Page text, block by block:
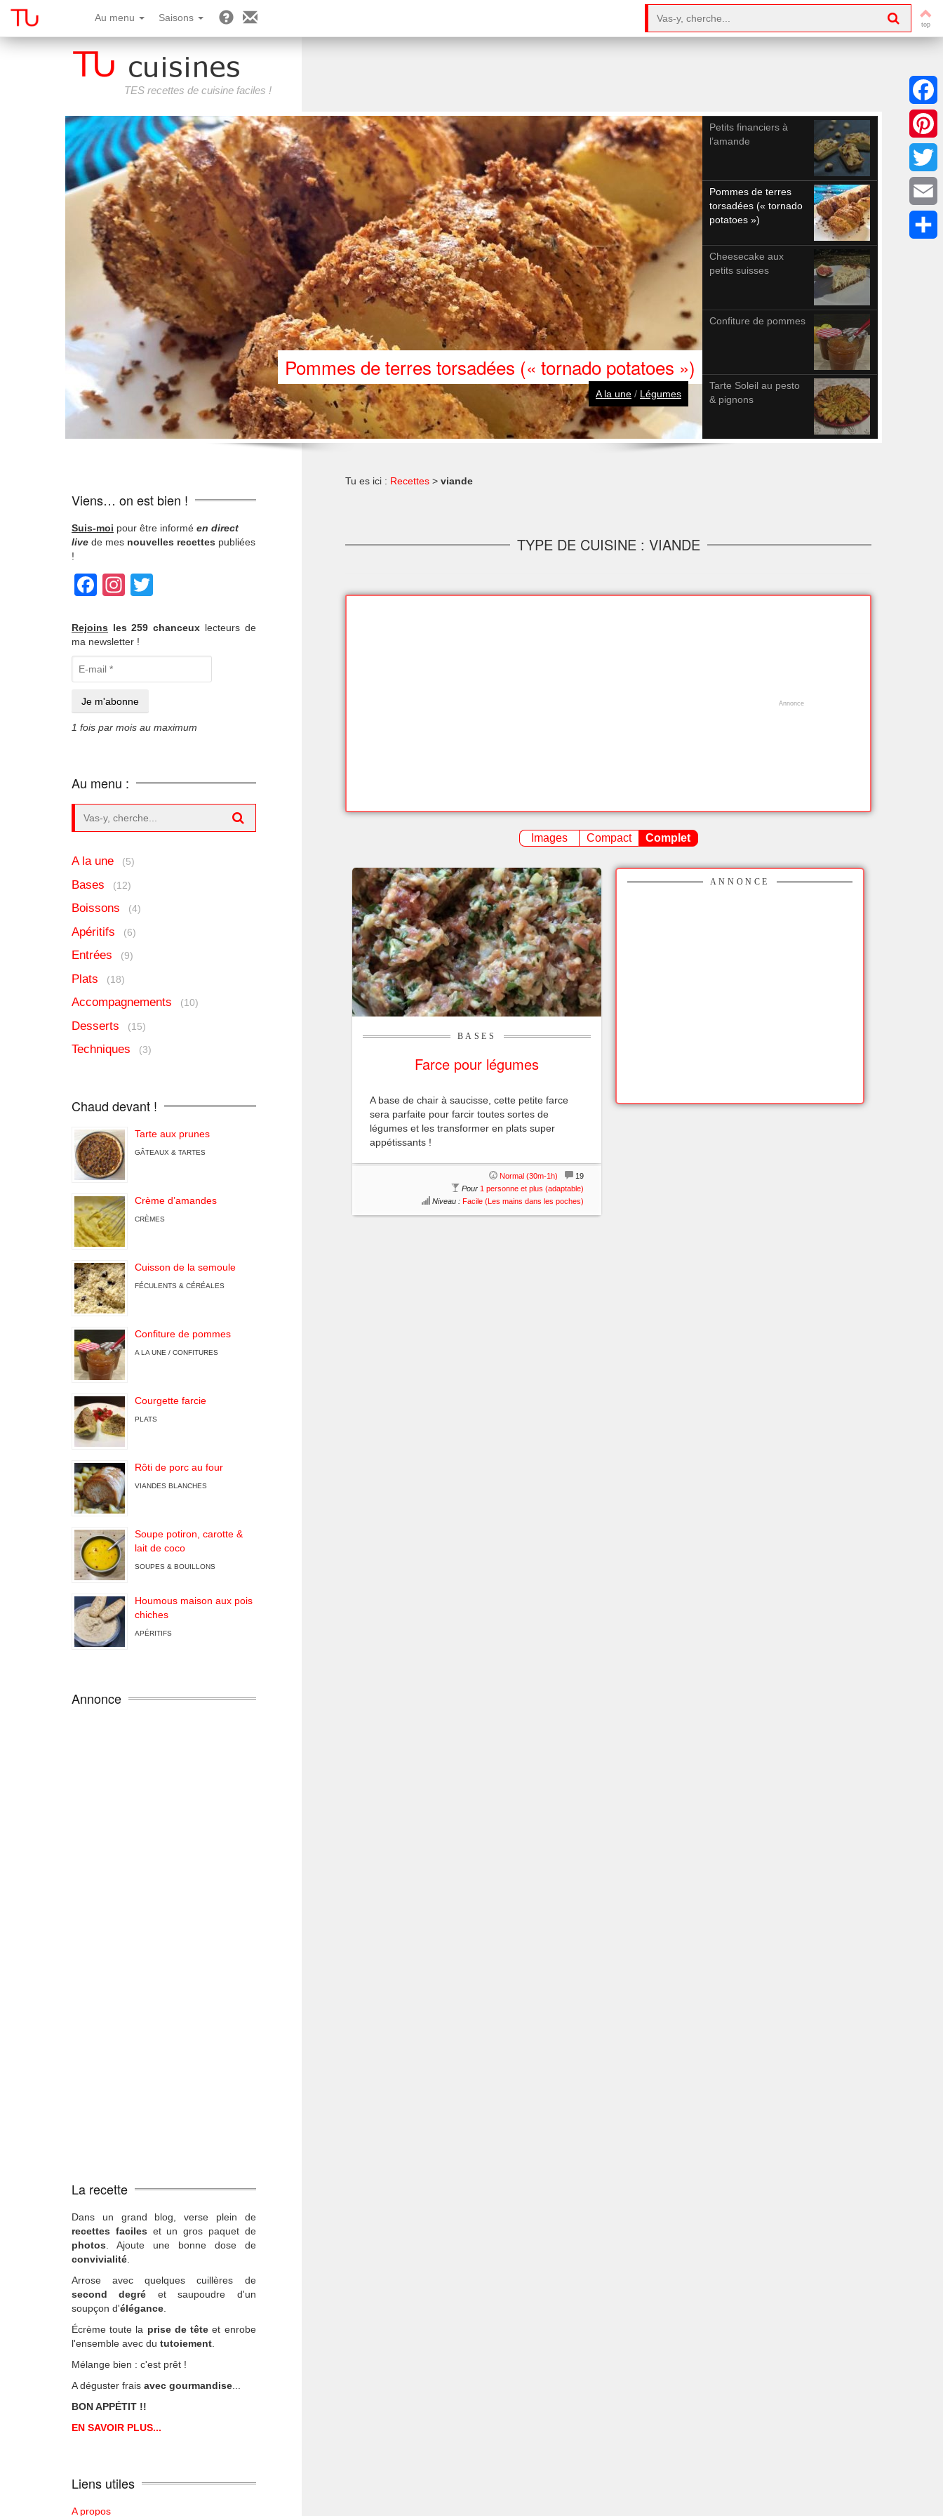
Au menu Saisons
TES recettes de cuisine faciles !
Petits financiers à
l’amande
Pommes de terres
torsadées (« tornado
potatoes »)
Cheesecake aux
petits suisses
Confiture de pommes
Tarte Soleil au pesto
& pignons
Pommes de terres torsadées (« tornado potatoes »)
A la une / Légumes
Tu es ici : Recettes > viande
TYPE DE CUISINE : VIANDE
Images Compact Complet
BASES
Farce pour légumes
A base de chair à saucisse, cette petite farce
sera parfaite pour farcir toutes sortes de
légumes et les transformer en plats super
appétissants !
19
Normal (30m-1h)
Pour 1 personne et plus (adaptable)
Niveau : Facile (Les mains dans les poches)
ANNONCE
Viens… on est bien !
Suis-moi pour être informé en direct
live de mes nouvelles recettes publiées
!
Facebook
Instagram
Rejoins les 259 chanceux lecteurs de
ma newsletter !
1 fois par mois au maximum
Au menu :
A la une (5)
Bases (12)
Boissons (4)
Apéritifs (6)
Entrées (9)
Plats (18)
Accompagnements (10)
Desserts (15)
Techniques (3)
Chaud devant !
Tarte aux prunes
GÂTEAUX & TARTES
Crème d’amandes
CRÈMES
Cuisson de la semoule
FÉCULENTS & CÉRÉALES
Confiture de pommes
A LA UNE / CONFITURES
Courgette farcie
PLATS
Rôti de porc au four
VIANDES BLANCHES
Soupe potiron, carotte &
lait de coco
SOUPES & BOUILLONS
Houmous maison aux pois
chiches
APÉRITIFS
Annonce
La recette
Dans un grand blog, verse plein de
recettes faciles et un gros paquet de
photos . Ajoute une bonne dose de
convivialité
Arrose avec quelques cuillères de
second degré et saupoudre d'un
soupçon d'élégance
Écrème toute la prise de tête et enrobe
l'ensemble avec du tutoiement
Mélange bien : c'est prêt !
A déguster frais avec gourmandise
BON APPÉTIT !!
EN SAVOIR PLUS...
Liens utiles
A propos
Twitter
Email